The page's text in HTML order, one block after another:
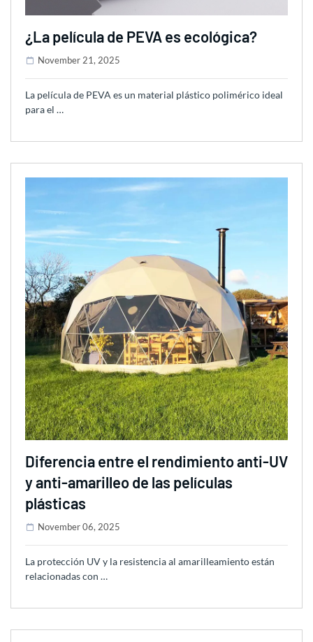
¿La película de PEVA es ecológica?
November 21, 2025
La película de PEVA es un material plástico polimérico ideal
para el …
Diferencia entre el rendimiento anti-UV
y anti-amarilleo de las películas
plásticas
November 06, 2025
La protección UV y la resistencia al amarilleamiento están
relacionadas con …